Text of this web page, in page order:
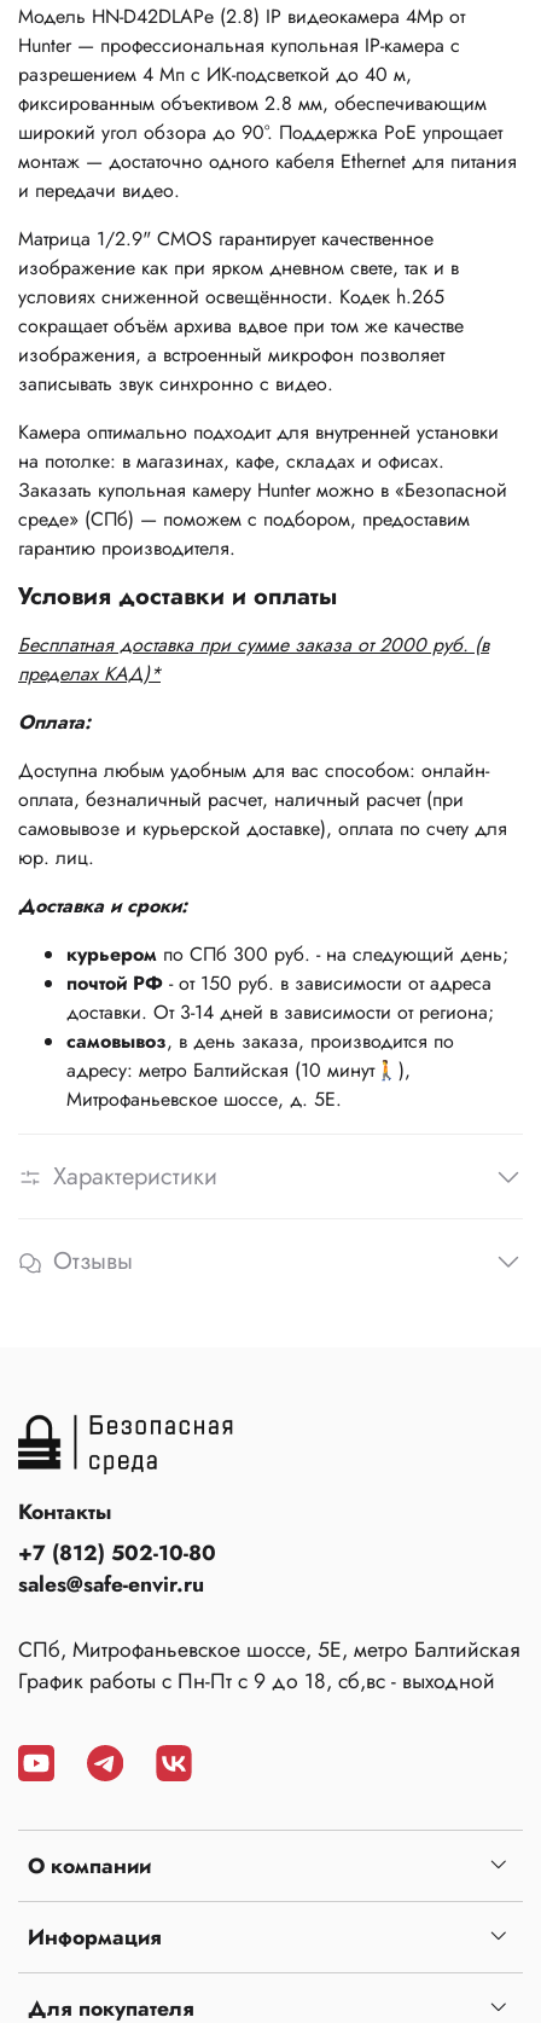
Модель HN-D42DLAPe (2.8) IP видеокамера 4Mp от
Hunter — профессиональная купольная IP-камера с
разрешением 4 Мп с ИК-подсветкой до 40 м,
фиксированным объективом 2.8 мм, обеспечивающим
широкий угол обзора до 90°. Поддержка PoE упрощает
монтаж — достаточно одного кабеля Ethernet для питания
и передачи видео.
Матрица 1/2.9" CMOS гарантирует качественное
изображение как при ярком дневном свете, так и в
условиях сниженной освещённости. Кодек h.265
сокращает объём архива вдвое при том же качестве
изображения, а встроенный микрофон позволяет
записывать звук синхронно с видео.
Камера оптимально подходит для внутренней установки
на потолке: в магазинах, кафе, складах и офисах.
Заказать купольная камеру Hunter можно в «Безопасной
среде» (СПб) — поможем с подбором, предоставим
гарантию производителя.
Условия доставки и оплаты
Бесплатная доставка при сумме заказа от 2000 руб. (в
пределах КАД)*
Оплата:
Доступна любым удобным для вас способом: онлайн-
оплата, безналичный расчет, наличный расчет (при
самовывозе и курьерской доставке), оплата по счету для
юр. лиц.
Доставка и сроки:
курьером по СПб 300 руб. - на следующий день;
почтой РФ - от 150 руб. в зависимости от адреса
доставки. От 3-14 дней в зависимости от региона;
самовывоз, в день заказа, производится по
адресу: метро Балтийская (10 минут🚶),
Митрофаньевское шоссе, д. 5Е.
Характеристики
Отзывы
О компании
Информация
Для покупателя
Контакты
+7 (812) 502-10-80
sales@safe-envir.ru
СПб, Митрофаньевское шоссе, 5Е, метро Балтийская
График работы с Пн-Пт с 9 до 18, сб,вс - выходной